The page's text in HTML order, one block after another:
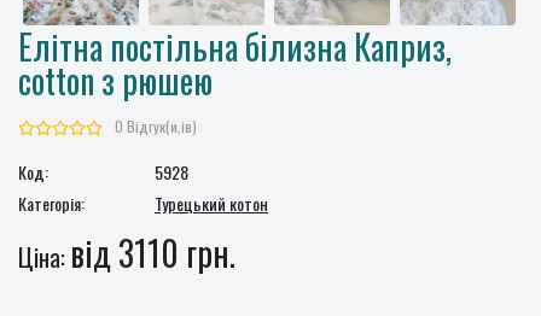
Елітна постільна білизна Каприз,
cotton з рюшею
0 Відгук(и,ів)
Код:
5928
Категорія:
Турецький котон
Ціна: від 3110 грн.